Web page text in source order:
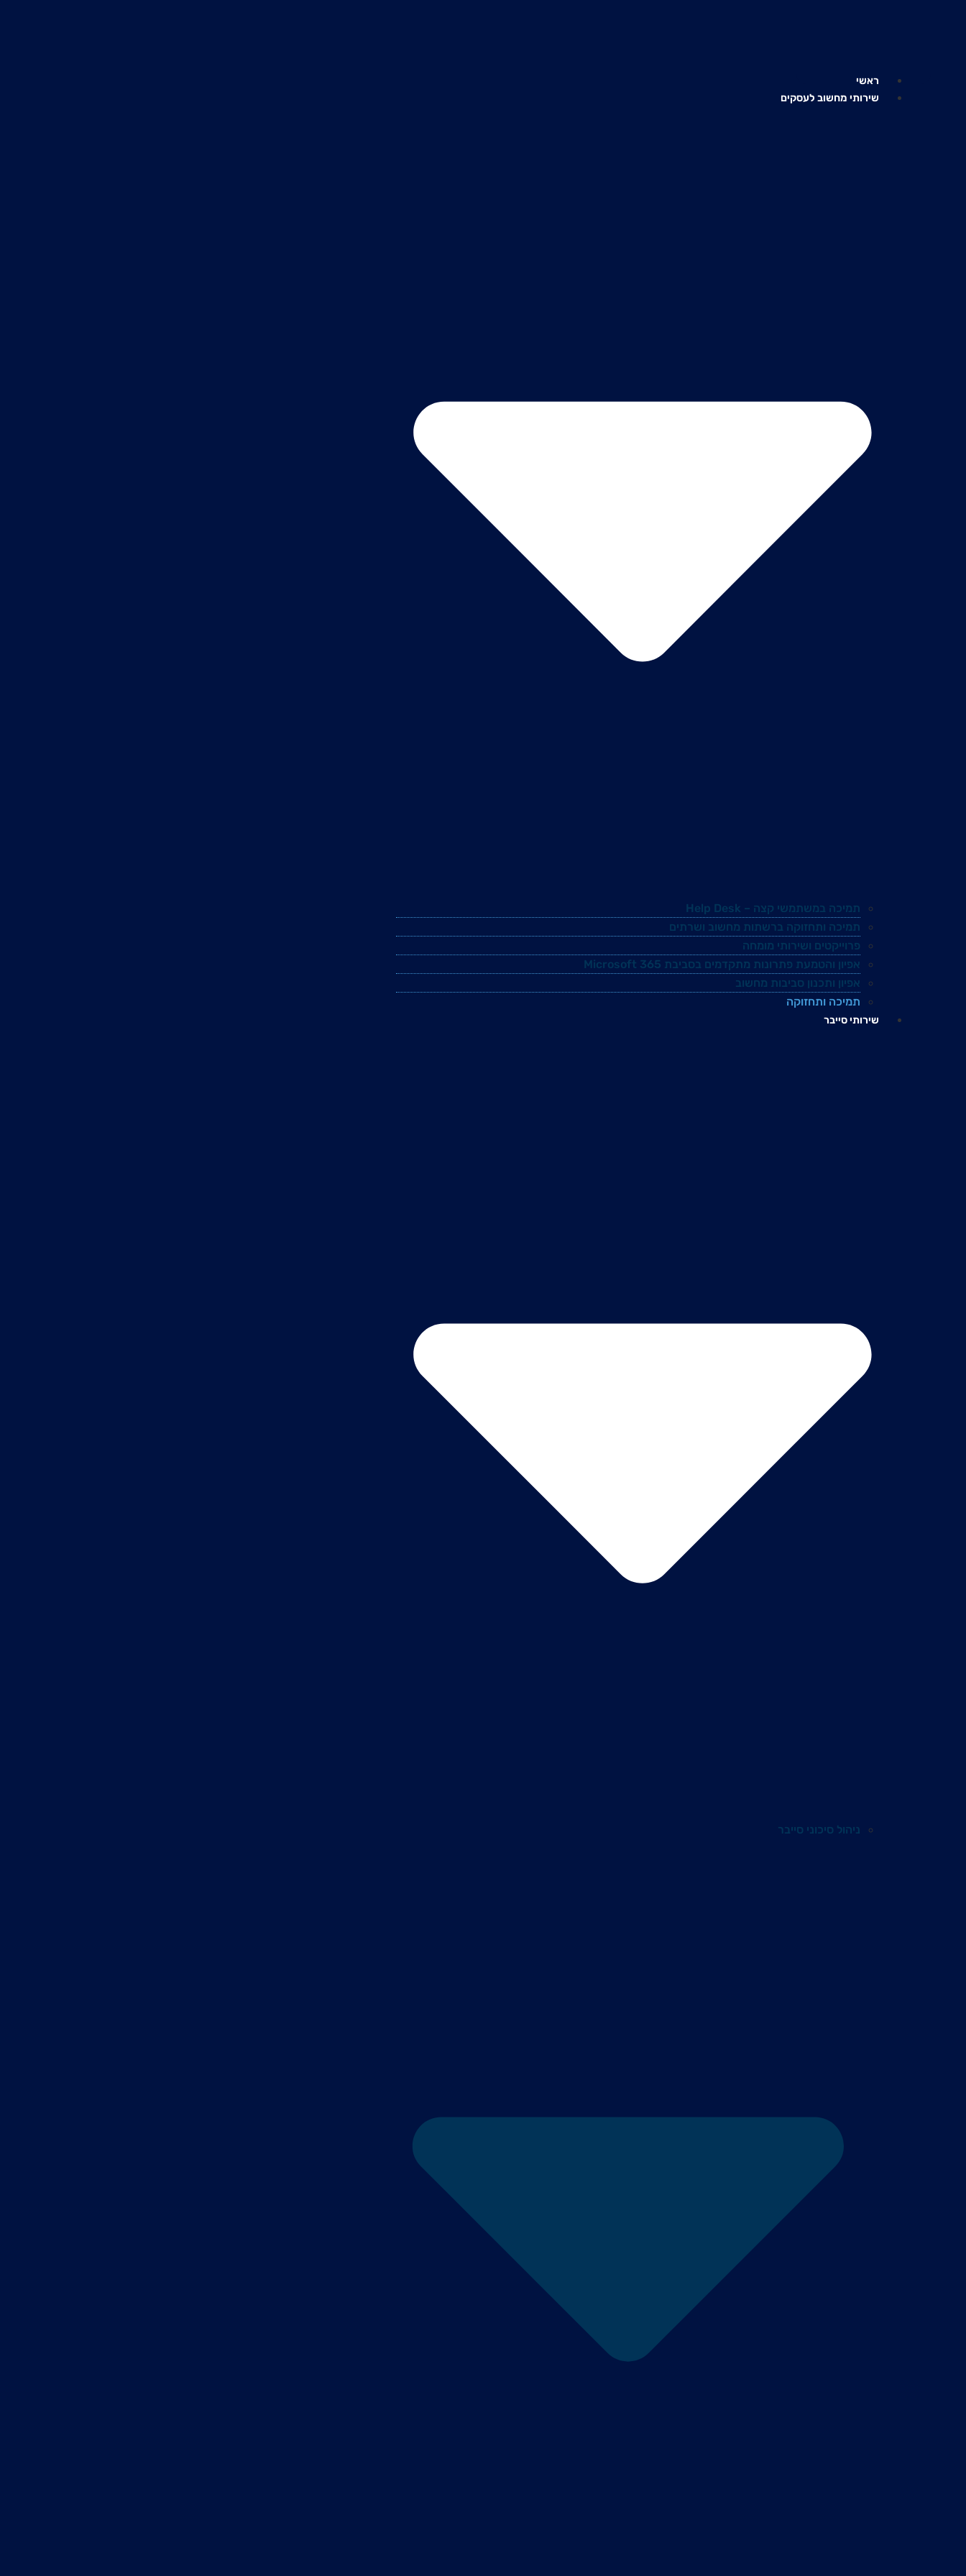
ראשי
שירותי מחשוב לעסקים
תמיכה במשתמשי קצה – Help Desk
תמיכה ותחזוקה ברשתות מחשוב ושרתים
פרוייקטים ושירותי מומחה
אפיון והטמעת פתרונות מתקדמים בסביבת Microsoft 365
אפיון ותכנון סביבות מחשוב
תמיכה ותחזוקה
שירותי סייבר
ניהול סיכוני סייבר